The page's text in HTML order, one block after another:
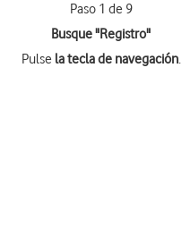
Paso 1 de 9
Busque "Registro"
Pulse la tecla de navegación.